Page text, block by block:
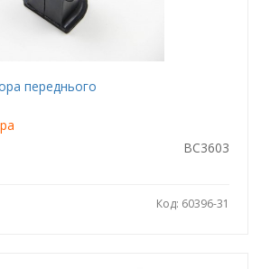
переднього
BC3603
Код: 60396-31